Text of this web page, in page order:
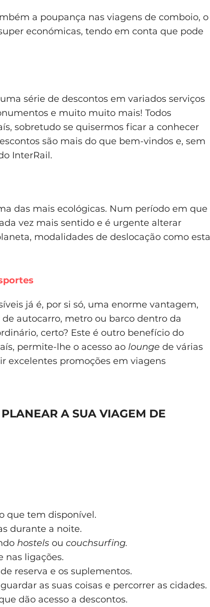
a poupança nas viagens de comboio, o
económicas, tendo em conta que pode
série de descontos em variados serviços
e muito muito mais! Todos
sobretudo se quisermos ficar a conhecer
são mais do que bem-vindos e, sem
InterRail.
das mais ecológicas. Num período em que
vez mais sentido e é urgente alterar
modalidades de deslocação como esta
já é, por si só, uma enorme vantagem,
autocarro, metro ou barco dentro da
certo? Este é outro benefício do
permite-lhe o acesso ao lounge de várias
excelentes promoções em viagens
A SUA VIAGEM DE
que tem disponível.
durante a noite.
hostels ou couchsurfing.
nas ligações.
reserva e os suplementos.
as suas coisas e percorrer as cidades.
dão acesso a descontos.